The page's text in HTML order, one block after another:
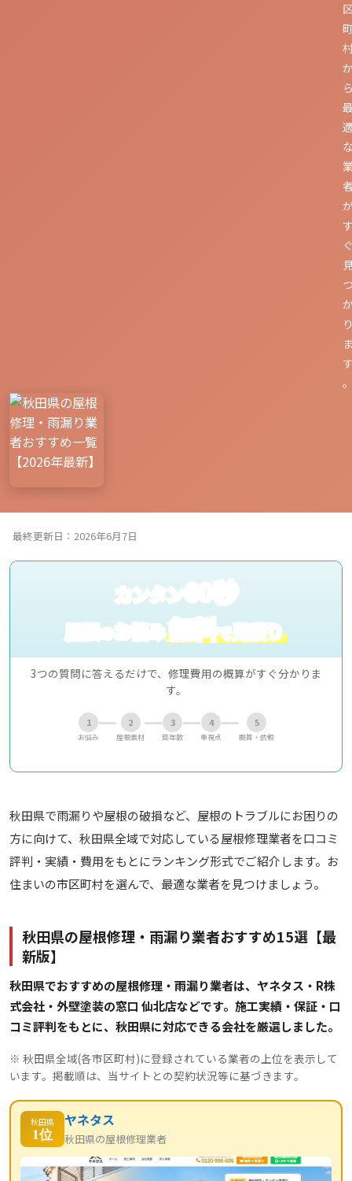
最終更新日：2026年6月7日
カンタン60秒
屋根のお悩み無料で見積り
3つの質問に答えるだけで、修理費用の概算がすぐ分かりま
す。
1
お悩み
2
屋根素材
3
築年数
4
重視点
5
概算・依頼
秋田県で雨漏りや屋根の破損など、屋根のトラブルにお困りの
方に向けて、秋田県全域で対応している屋根修理業者を口コミ
評判・実績・費用をもとにランキング形式でご紹介します。お
住まいの市区町村を選んで、最適な業者を見つけましょう。
秋田県の屋根修理・雨漏り業者おすすめ15選【最
新版】
秋田県でおすすめの屋根修理・雨漏り業者は、ヤネタス・R株
式会社・外壁塗装の窓口 仙北店などです。施工実績・保証・口
コミ評判をもとに、秋田県に対応できる会社を厳選しました。
※ 秋田県全域(各市区町村)に登録されている業者の上位を表示して
います。掲載順は、当サイトとの契約状況等に基づきます。
秋田県
1位
ヤネタス
秋田県の屋根修理業者